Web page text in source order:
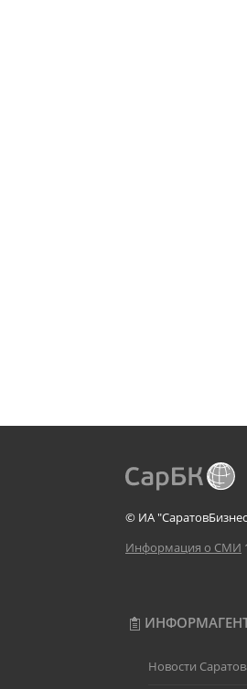
© ИА
Информация о СМИ
Новости